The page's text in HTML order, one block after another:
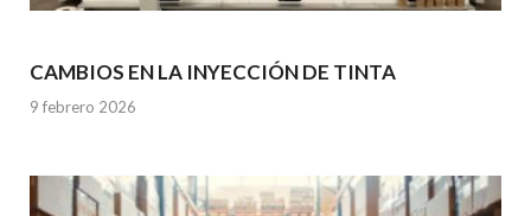
CAMBIOS EN LA INYECCIÓN DE TINTA
9 febrero 2026